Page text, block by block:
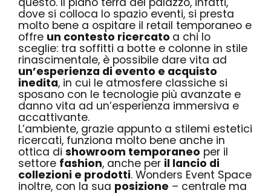
dove si colloca lo spazio eventi, si presta
molto bene a ospitare il retail temporaneo e
offre un contesto ricercato a chi lo
sceglie: tra soffitti a botte e colonne in stile
rinascimentale, è possibile dare vita ad
un’esperienza di evento e acquisto
inedita, in cui le atmosfere classiche si
sposano con le tecnologie più avanzate e
danno vita ad un’esperienza immersiva e
accattivante.
L’ambiente, grazie appunto a stilemi estetici
ricercati, funziona molto bene anche in
ottica di showroom temporaneo per il
settore fashion, anche per il lancio di
collezioni e prodotti. Wonders Event Space
inoltre, con la sua posizione – centrale ma